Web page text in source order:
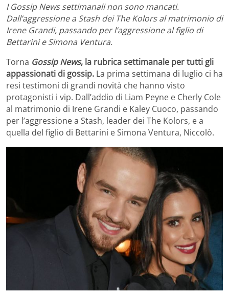
I Gossip News settimanali non sono mancati.
Dall’aggressione a Stash dei The Kolors al matrimonio di
Irene Grandi, passando per l’aggressione al figlio di
Bettarini e Simona Ventura.
Torna Gossip News, la rubrica settimanale per tutti gli
appassionati di gossip. La prima settimana di luglio ci ha
resi testimoni di grandi novità che hanno visto
protagonisti i vip. Dall’addio di Liam Peyne e Cherly Cole
al matrimonio di Irene Grandi e Kaley Cuoco, passando
per l’aggressione a Stash, leader dei The Kolors, e a
quella del figlio di Bettarini e Simona Ventura, Niccolò.